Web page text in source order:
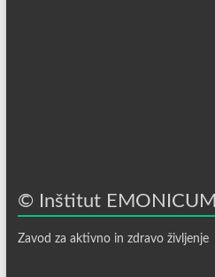
© Inštitut EMONICUM
Zavod za aktivno in zdravo življenje